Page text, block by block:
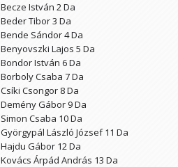
Becze István 2 Da
Beder Tibor 3 Da
Bende Sándor 4 Da
Benyovszki Lajos 5 Da
Bondor István 6 Da
Borboly Csaba 7 Da
Csíki Csongor 8 Da
Demény Gábor 9 Da
Simon Csaba 10 Da
Györgypál László József 11 Da
Hajdu Gábor 12 Da
Kovács Árpád András 13 Da